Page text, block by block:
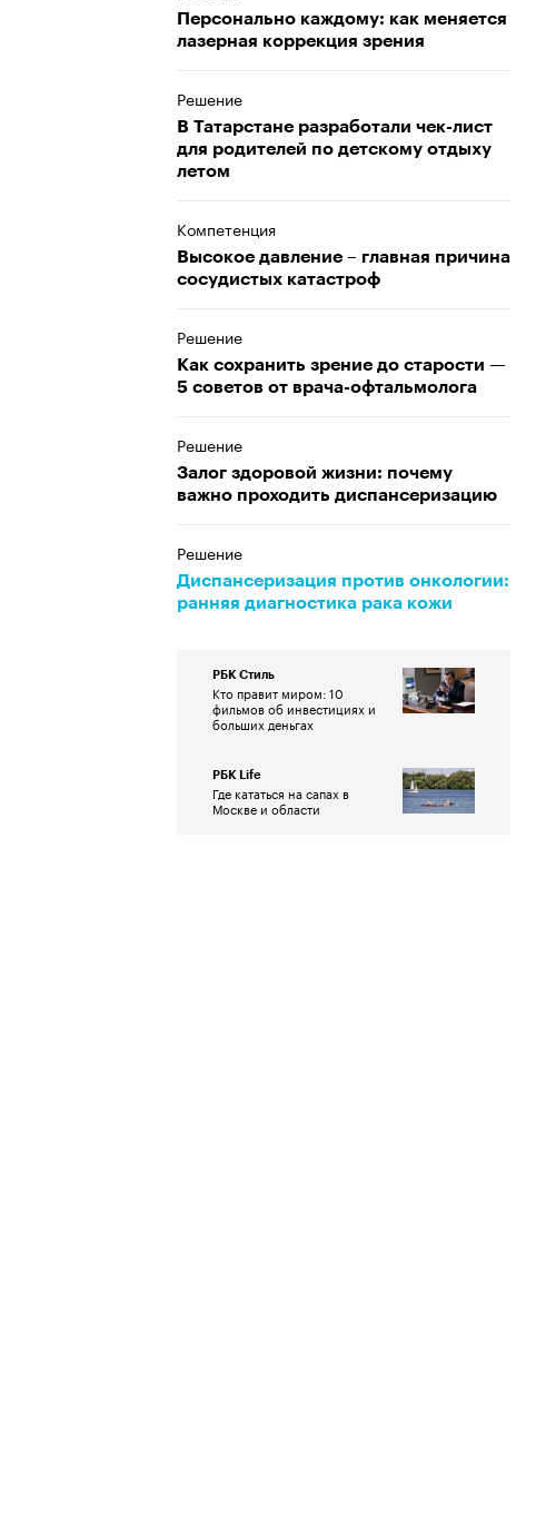
Персонально каждому: как меняется
лазерная коррекция зрения
Решение
В Татарстане разработали чек-лист
для родителей по детскому отдыху
летом
Компетенция
Высокое давление – главная причина
сосудистых катастроф
Решение
Как сохранить зрение до старости —
5 советов от врача-офтальмолога
Решение
Залог здоровой жизни: почему
важно проходить диспансеризацию
Решение
Диспансеризация против онкологии:
ранняя диагностика рака кожи
РБК Стиль
Кто правит миром: 10
фильмов об инвестициях и
больших деньгах
РБК Life
Где кататься на сапах в
Москве и области